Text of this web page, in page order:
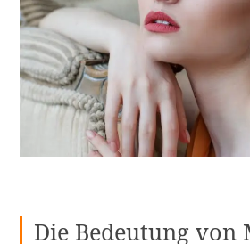
Die Bedeutung von